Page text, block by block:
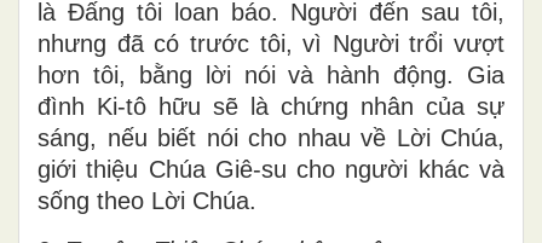
Bằng cách nào? Theo gương Gio-an làm
chứng về Người khi tuyên xưng rằng: Đây
là Đấng tôi loan báo. Người đến sau tôi,
nhưng đã có trước tôi, vì Người trổi vượt
hơn tôi, bằng lời nói và hành động. Gia
đình Ki-tô hữu sẽ là chứng nhân của sự
sáng, nếu biết nói cho nhau về Lời Chúa,
giới thiệu Chúa Giê-su cho người khác và